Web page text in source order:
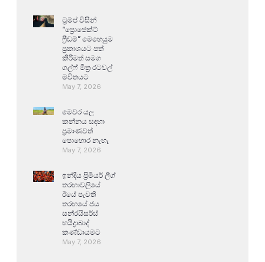
ට්‍රම්ප් විසින්
“ප්‍රොජෙක්ට්
ෆ්‍රීඩම්” මෙහෙයුම
ප්‍රකාශයට පත්
කිරීමත් සමග
ගල්ෆ් මිත්‍ර රටවල්
මවිතයට
May 7, 2026
මෙවර යල
කන්නය සඳහා
ප්‍රමාණවත්
පොහොර නැහැ
May 7, 2026
ඉන්දීය ප්‍රිමියර් ලීග්
තරඟාවලියේ
ඊයේ පැවති
තරඟයේ ජය
සන්රයිසර්ස්
හයිද්‍රාබාද්
කණ්ඩායමට
May 7, 2026